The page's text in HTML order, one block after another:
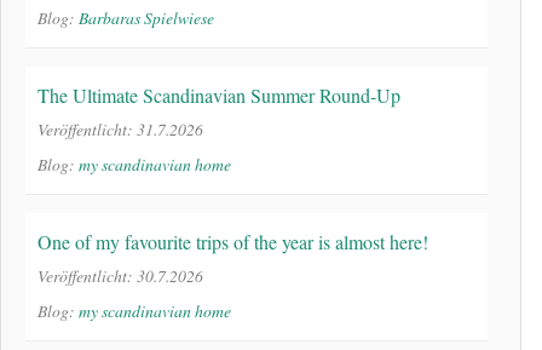
Blog: Barbaras Spielwiese
The Ultimate Scandinavian Summer Round-Up
Veröffentlicht: 31.7.2026
Blog: my scandinavian home
One of my favourite trips of the year is almost here!
Veröffentlicht: 30.7.2026
Blog: my scandinavian home